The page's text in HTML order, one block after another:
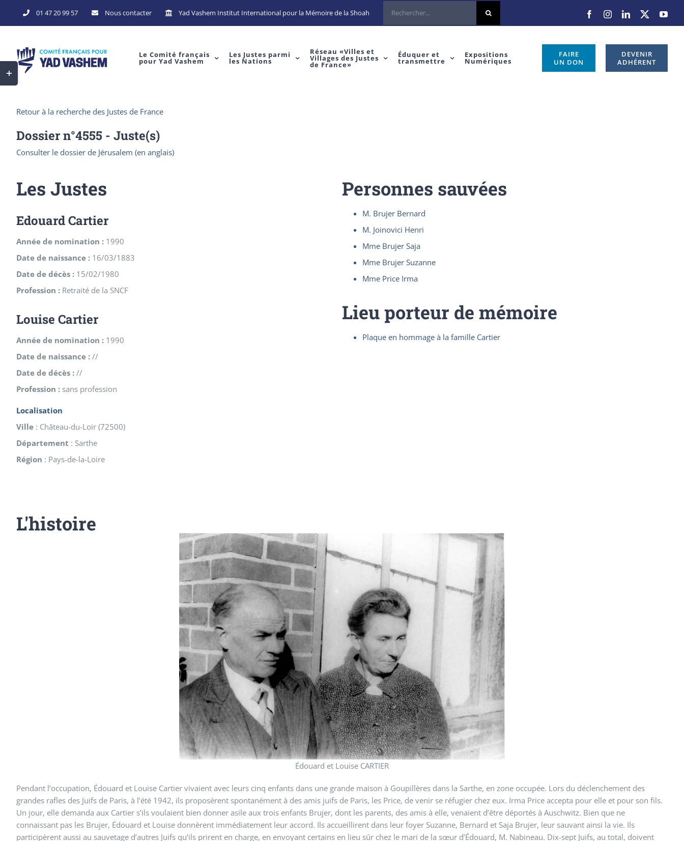
to
01 47 20 99 57 Nous contacter Yad Vashem Institut International pour la Mémoire de la Shoah Rechercher
FacebookInstagramLinkedIn
X
Le Comité français
pour Yad Vashem
Les Justes parmi
les Nations
Réseau «Villes et
Villages des Justes
de France»
Éduquer et
transmettre
Expositions
Numériques
FAIRE
UN DON
DEVENIR
ADHÉRENT
Retour à la recherche des Justes de France
Dossier n°4555 - Juste(s)
Consulter le dossier de Jérusalem (en anglais)
Les Justes
Edouard Cartier
Année de nomination : 1990
Date de naissance : 16/03/1883
Date de décès : 15/02/1980
Profession : Retraité de la SNCF
Louise Cartier
Année de nomination : 1990
Date de naissance : //
Date de décès : //
Profession : sans profession
Localisation
Ville : Château-du-Loir (72500)
Département : Sarthe
Région : Pays-de-la-Loire
Personnes sauvées
M. Brujer Bernard
M. Joinovici Henri
Mme Brujer Saja
Mme Brujer Suzanne
Mme Price Irma
Lieu porteur de mémoire
Plaque en hommage à la famille Cartier
L'histoire
Édouard et Louise CARTIER
Pendant l’occupation, Édouard et Louise Cartier vivaient avec leurs cinq enfants dans une grande maison à Goupillères dans la Sarthe, en zone occupée. Lors du déclenchement des
grandes rafles des Juifs de Paris, à l’été 1942, ils proposèrent spontanément à des amis juifs de Paris, les Price, de venir se réfugier chez eux. Irma Price accepta pour elle et pour son fils.
Un jour, elle demanda aux Cartier s’ils voulaient bien donner asile aux trois enfants Brujer, dont les parents, des amis à elle, venaient d’être déportés à Auschwitz. Bien que ne
connaissant pas les Brujer, Édouard et Louise donnèrent immédiatement leur accord. Ils accueillirent dans leur foyer Suzanne, Bernard et Saja Brujer, leur sauvant ainsi la vie. Ils
participèrent aussi au sauvetage d’autres Juifs qu’ils prirent en charge, en envoyant certains en lieu sûr chez le mari de la sœur d’Édouard, M. Nabineau. Dix-sept Juifs, au total, doivent
Toggle
Sliding